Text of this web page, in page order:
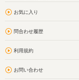
お気に入り
問合わせ履歴
利用規約
お問い合わせ